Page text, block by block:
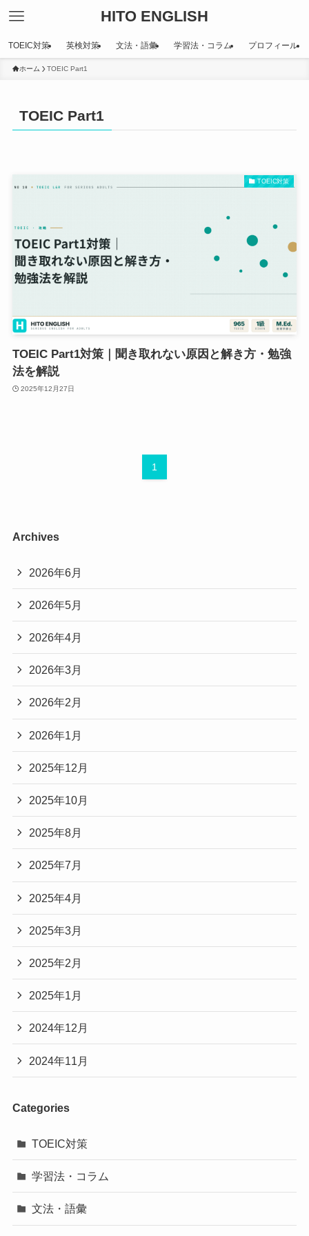
HITO ENGLISH
TOEIC対策 英検対策 文法・語彙 学習法・コラム プロフィール
ホーム TOEIC Part1
TOEIC Part1
TOEIC対策
TOEIC Part1対策｜聞き取れない原因と解き方・勉強
法を解説
2025年12月27日
1
Archives
2026年6月
2026年5月
2026年4月
2026年3月
2026年2月
2026年1月
2025年12月
2025年10月
2025年8月
2025年7月
2025年4月
2025年3月
2025年2月
2025年1月
2024年12月
2024年11月
Categories
TOEIC対策
学習法・コラム
文法・語彙